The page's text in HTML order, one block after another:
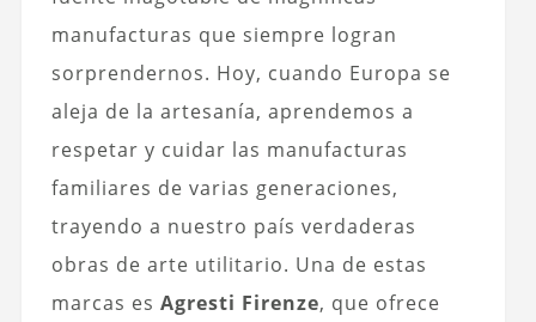
manufacturas que siempre logran
sorprendernos. Hoy, cuando Europa se
aleja de la artesanía, aprendemos a
respetar y cuidar las manufacturas
familiares de varias generaciones,
trayendo a nuestro país verdaderas
obras de arte utilitario. Una de estas
marcas es Agresti Firenze, que ofrece